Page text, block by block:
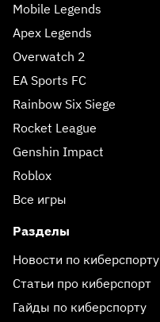
Mobile Legends
Apex Legends
Overwatch 2
EA Sports FC
Rainbow Six Siege
Rocket League
Genshin Impact
Roblox
Все игры
Разделы
Новости по киберспорту
Статьи про киберспорт
Гайды по киберспорту